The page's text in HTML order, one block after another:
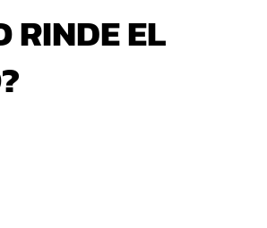
RINDE EL